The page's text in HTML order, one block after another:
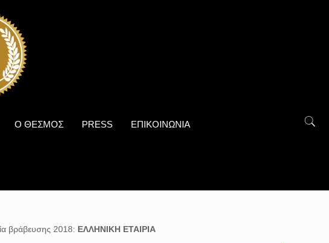
Ο ΘΕΣΜΟΣ PRESS ΕΠΙΚΟΙΝΩΝΙΑ
βράβευσης 2018: ΕΛΛΗΝΙΚΗ ΕΤΑΙΡΙΑ